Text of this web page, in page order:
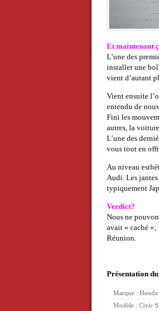
Et maintenant
L’une des
installer une
vient d’autant
Vient ensuite
entendu de
Fini les
autres, la
L’une des
vous tout en
Au niveau
Audi. Les
typiquement
Verdict?
Nous ne
avait « caché »;
Réunion.
Présentation
Marque : Honda
Modèle : Civic